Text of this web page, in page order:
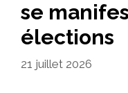
se
élections
21 juillet 2026